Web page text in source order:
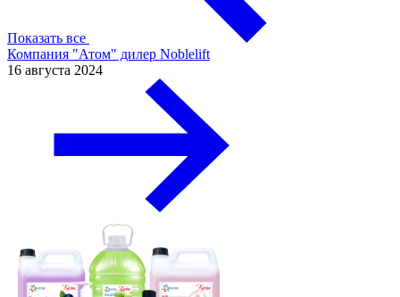
Показать все
Компания "Атом" дилер Noblelift
16 августа 2024